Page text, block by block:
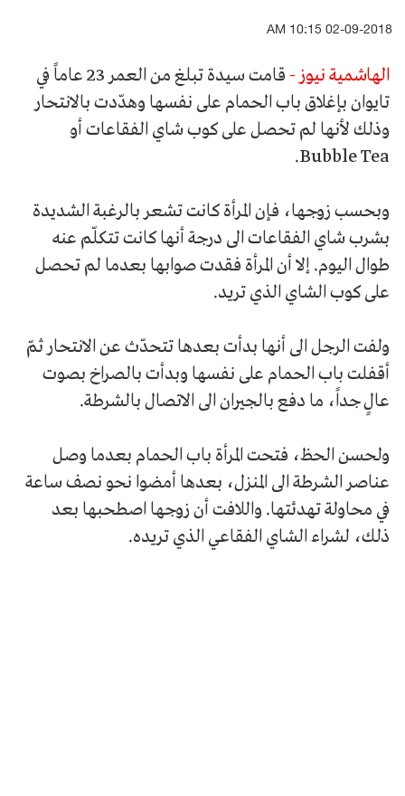
02-09-2018 10:15 AM
الهاشمية نيوز -
قامت سيدة تبلغ من العمر 23 عاماً في
تايوان بإغلاق باب الحمام على نفسها وهدّدت بالانتحار
وذلك لأنها لم تحصل على كوب شاي الفقاعات أو
Bubble Tea.
وبحسب زوجها، فإن المرأة كانت تشعر بالرغبة الشديدة
بشرب شاي الفقاعات الى درجة أنها كانت تتكلّم عنه
طوال اليوم. إلا أن المرأة فقدت صوابها بعدما لم تحصل
على كوب الشاي الذي تريد.
ولفت الرجل الى أنها بدأت بعدها تتحدّث عن الانتحار ثمّ
أقفلت باب الحمام على نفسها وبدأت بالصراخ بصوت
عالٍ جداً، ما دفع بالجيران الى الاتصال بالشرطة.
ولحسن الحظ، فتحت المرأة باب الحمام بعدما وصل
عناصر الشرطة الى المنزل، بعدها أمضوا نحو نصف ساعة
في محاولة تهدئتها. واللافت أن زوجها اصطحبها بعد
ذلك، لشراء الشاي الفقاعي الذي تريده.